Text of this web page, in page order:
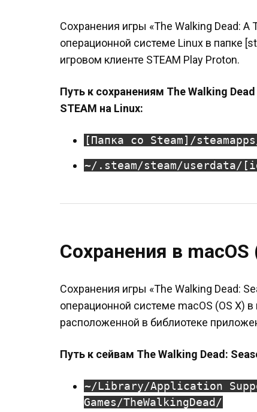
Сохранения игры «The Walking Dead: A
операционной системе Linux в папке
игровом клиенте STEAM Play Proton.
Путь к сохранениям The Walking
STEAM на Linux:
[Папка со Steam]/
~/.steam/steam/userdata/
Сохранения в macOS
Сохранения игры «The Walking Dead:
операционной системе macOS (OS X)
расположенной в библиотеке
Путь к сейвам The Walking Dead:
~/Library/Application
Games/TheWalkingDead/